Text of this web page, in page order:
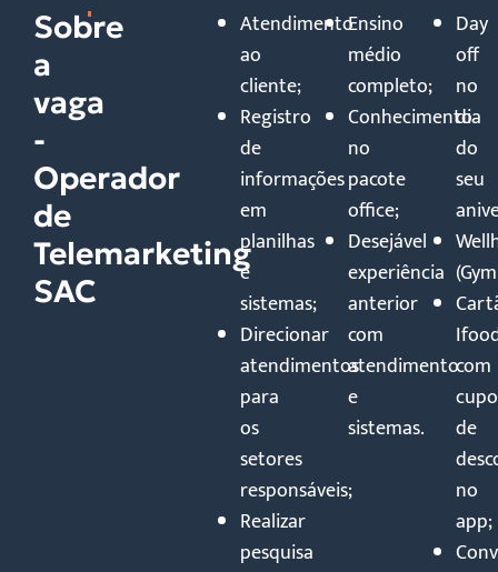
Sobre
a
vaga
-
Operador
de
Telemarketing
SAC
Atendimento
ao
cliente;
Registro
de
informações
em
planilhas
e
sistemas;
Direcionar
atendimentos
para
os
setores
responsáveis;
Realizar
pesquisa
Ensino
médio
completo;
Conhecimento
no
pacote
office;
Desejável
experiência
anterior
com
atendimento
e
sistemas.
Day
off
no
dia
do
seu
com
de
no
app;